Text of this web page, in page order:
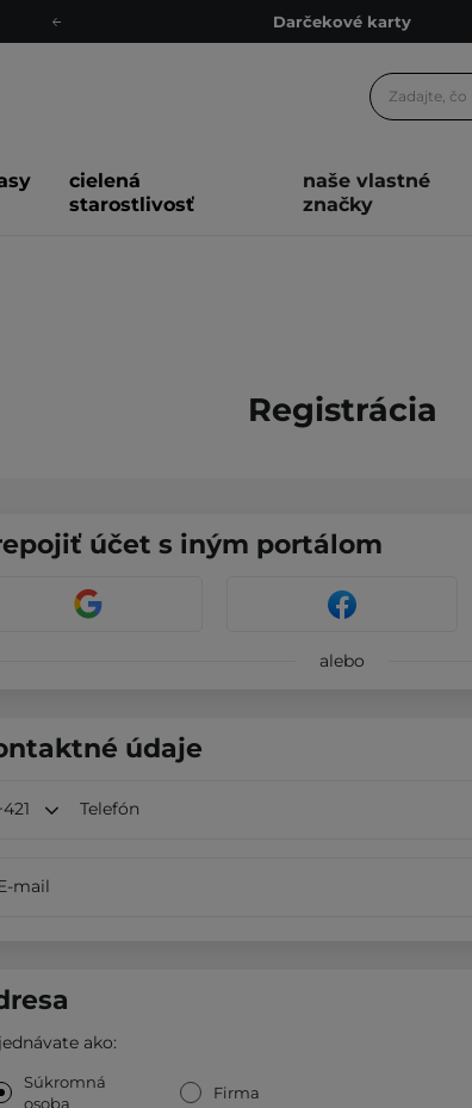
Darčekové karty
Odmeňovací program
Darčekové karty
cielená
starostlivosť
naše vlastné
značky
Registrácia
účet s iným portálom
alebo
údaje
Telefón
mail
ako:
Súkromná
osoba
Firma